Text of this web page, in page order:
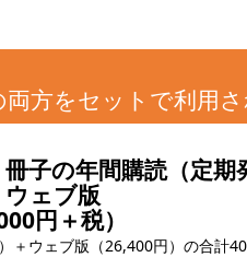
両方をセットで利用
子の年間購読（定
ウェブ版
円＋税）
ウェブ版（26,400円）の合計